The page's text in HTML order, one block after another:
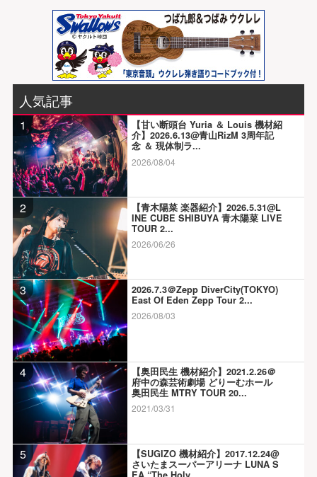
人気記事
1
【甘い断頭台 Yuria ＆ Louis 機材紹
介】2026.6.13@青山RizM 3周年記
念 ＆ 現体制ラ...
2026/08/04
2
【青木陽菜 楽器紹介】2026.5.31@L
INE CUBE SHIBUYA 青木陽菜 LIVE
TOUR 2...
2026/06/26
3
2026.7.3＠Zepp DiverCity(TOKYO)
East Of Eden Zepp Tour 2...
2026/08/03
4
【奥田民生 機材紹介】2021.2.26＠
府中の森芸術劇場 どりーむホール
奥田民生 MTRY TOUR 20...
2021/03/31
5
【SUGIZO 機材紹介】2017.12.24@
さいたまスーパーアリーナ LUNA S